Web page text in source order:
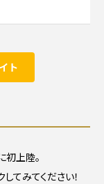
ト
上陸。
てみてください！